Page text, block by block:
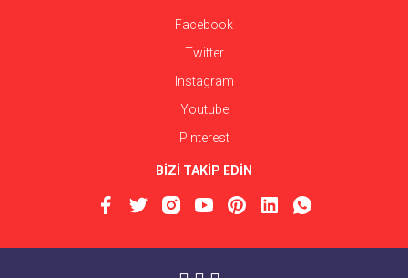
Facebook
Twitter
Instagram
Youtube
Pinterest
BİZİ TAKİP EDİN